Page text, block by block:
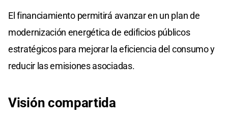
El financiamiento permitirá avanzar en un plan de
modernización energética de edificios públicos
estratégicos para mejorar la eficiencia del consumo y
reducir las emisiones asociadas.
Visión compartida